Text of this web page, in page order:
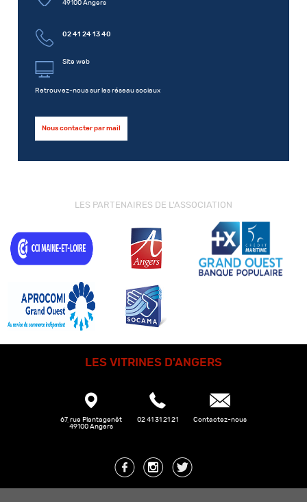
49100 Angers
02 41 24 13 40
Site web
Retrouvez-nous sur les réseau sociaux
Nous contacter par mail
LES PARTENAIRES DE L'ASSOCIATION
LES VITRINES D'ANGERS
67, rue Plantagenêt
49100 Angers
02 41 31 21 21 Contactez-nous